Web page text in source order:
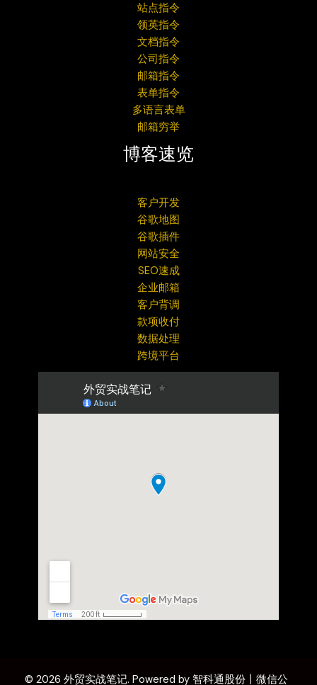
站点指令
领英指令
文档指令
公司指令
邮箱指令
表单指令
多语言表单
邮箱穷举
博客速览
客户开发
谷歌地图
谷歌插件
网站安全
SEO速成
企业邮箱
客户背调
款项收付
数据处理
跨境平台
© 2026 外贸实战笔记. Powered by 智科通股份丨微信公